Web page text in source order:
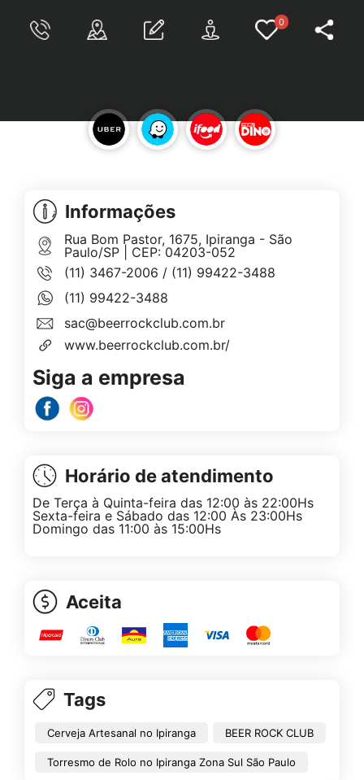
0
Informações
Rua Bom Pastor, 1675, Ipiranga - São
Paulo/SP | CEP: 04203-052
(11) 3467-2006 / (11) 99422-3488
(11) 99422-3488
sac@beerrockclub.com.br
www.beerrockclub.com.br/
Siga a empresa
Horário de atendimento
De Terça à Quinta-feira das 12:00 às 22:00Hs
Sexta-feira e Sábado das 12:00 Às 23:00Hs
Domingo das 11:00 às 15:00Hs
Aceita
Tags
Cerveja Artesanal no Ipiranga BEER ROCK CLUB
Torresmo de Rolo no Ipiranga Zona Sul São Paulo